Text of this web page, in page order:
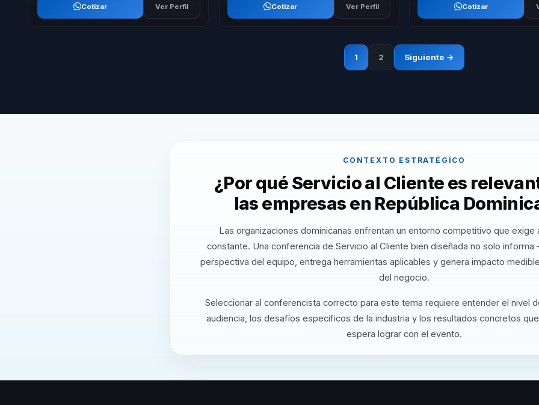
Cotizar Ver Perfil Cotizar Ver Perfil Cotizar
1 2 Siguiente →
CONTEXTO ESTRATÉGICO
¿Por qué Servicio al Cliente es
las empresas en República
Las organizaciones dominicanas enfrentan un entorno competitivo que exige
constante. Una conferencia de Servicio al Cliente bien diseñada no solo
perspectiva del equipo, entrega herramientas aplicables y genera impacto
del negocio.
Seleccionar al conferencista correcto para este tema requiere entender el nivel
audiencia, los desafíos específicos de la industria y los resultados concretos
espera lograr con el evento.